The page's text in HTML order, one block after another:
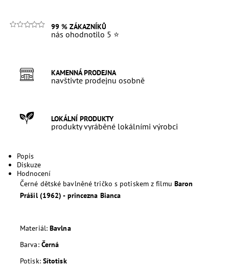
99 % ZÁKAZNÍKŮ
nás ohodnotilo 5 ⭐
KAMENNÁ PRODEJNA
navštivte prodejnu osobně
LOKÁLNÍ PRODUKTY
produkty vyráběné lokálními výrobci
Popis
Diskuze
Hodnocení
Černé dětské bavlněné tričko s potiskem z filmu Baron
Prášil (1962) - princezna Bianca
Materiál: Bavlna
Barva: Černá
Potisk: Sítotisk